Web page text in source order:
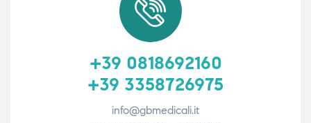
+39 0818692160
+39 3358726975
info@gbmedicali.it